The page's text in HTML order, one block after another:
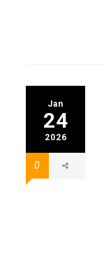
Jan
24
2026
0